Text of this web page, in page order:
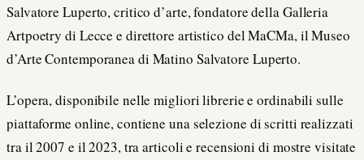
Salvatore Luperto, critico d’arte, fondatore della Galleria
Artpoetry di Lecce e direttore artistico del MaCMa, il Museo
d’Arte Contemporanea di Matino Salvatore Luperto.
L’opera, disponibile nelle migliori librerie e ordinabili sulle
piattaforme online, contiene una selezione di scritti realizzati
tra il 2007 e il 2023, tra articoli e recensioni di mostre visitate